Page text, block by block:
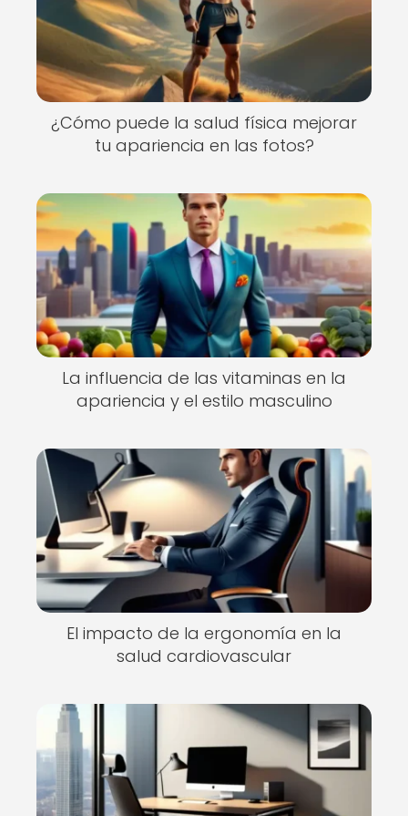
¿Cómo puede la salud física mejorar
tu apariencia en las fotos?
La influencia de las vitaminas en la
apariencia y el estilo masculino
El impacto de la ergonomía en la
salud cardiovascular